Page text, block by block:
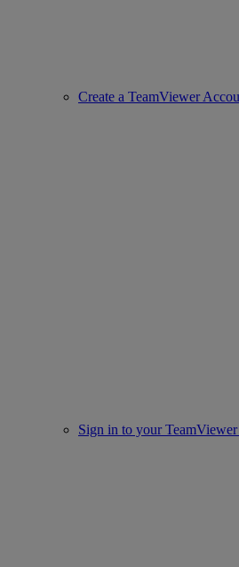
Create a TeamViewer
Sign in to your